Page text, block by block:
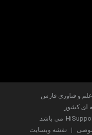
می باشد.
| نقشه وبسایت